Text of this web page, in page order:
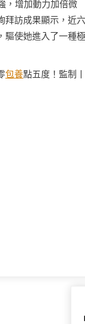
，增加動力加倍微
拜訪成果顯示，近
驅使她進入了一種
包養點五度！監制